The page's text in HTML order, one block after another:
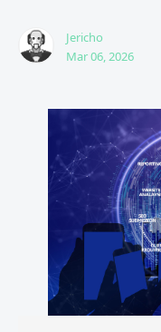
Jericho
Mar 06, 2026